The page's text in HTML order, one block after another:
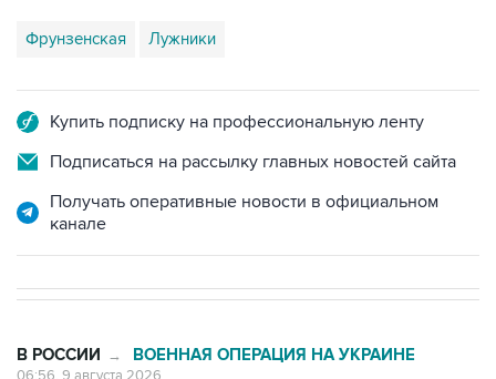
Фрунзенская Лужники
Купить подписку на профессиональную ленту
Подписаться на рассылку главных новостей сайта
Получать оперативные новости в официальном
канале
В РОССИИ → ВОЕННАЯ ОПЕРАЦИЯ НА УКРАИНЕ